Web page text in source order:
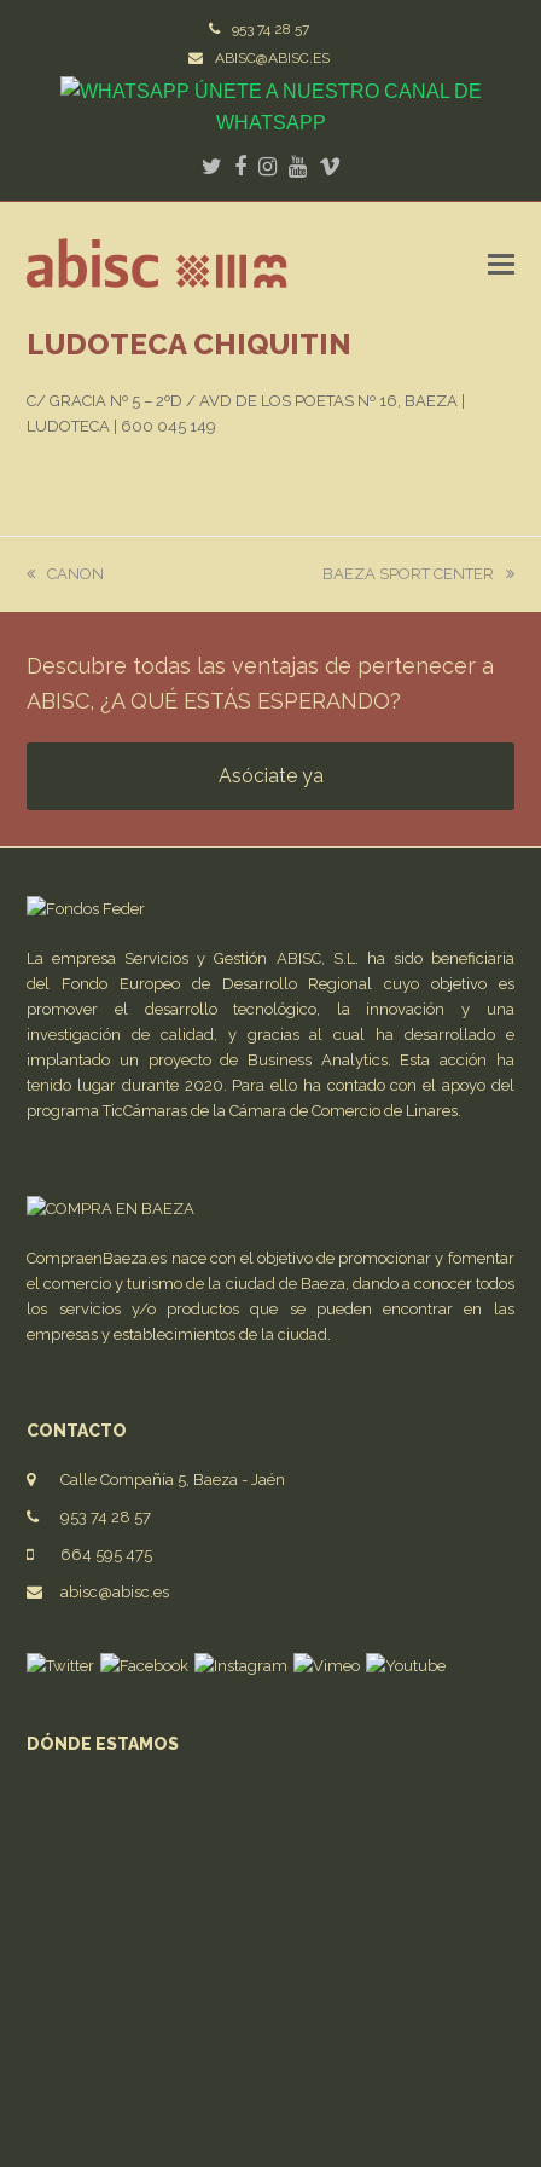
953 74 28 57
ABISC@ABISC.ES
ÚNETE A NUESTRO CANAL DE
WHATSAPP
Twitter
Facebook
Instagram
Youtube
Vimeo
LUDOTECA CHIQUITIN
C/ GRACIA Nº 5 – 2ºD / AVD DE LOS POETAS Nº 16, BAEZA |
LUDOTECA | 600 045 149
previous
CANON
next
BAEZA SPORT CENTER
Descubre todas las ventajas de pertenecer a
ABISC, ¿A QUÉ ESTÁS ESPERANDO?
Asóciate ya
La empresa Servicios y Gestión ABISC, S.L. ha sido beneficiaria
del Fondo Europeo de Desarrollo Regional cuyo objetivo es
promover el desarrollo tecnológico, la innovación y una
investigación de calidad, y gracias al cual ha desarrollado e
implantado un proyecto de Business Analytics. Esta acción ha
tenido lugar durante 2020. Para ello ha contado con el apoyo del
programa TicCámaras de la Cámara de Comercio de Linares.
CompraenBaeza.es nace con el objetivo de promocionar y fomentar
el comercio y turismo de la ciudad de Baeza, dando a conocer todos
los servicios y/o productos que se pueden encontrar en las
empresas y establecimientos de la ciudad.
CONTACTO
Calle Compañía 5, Baeza - Jaén
953 74 28 57
664 595 475
abisc@abisc.es
DÓNDE ESTAMOS